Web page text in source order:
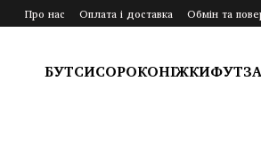
Про нас Оплата і доставка Обмін та
БУТСИСОРОКОНІЖКИ